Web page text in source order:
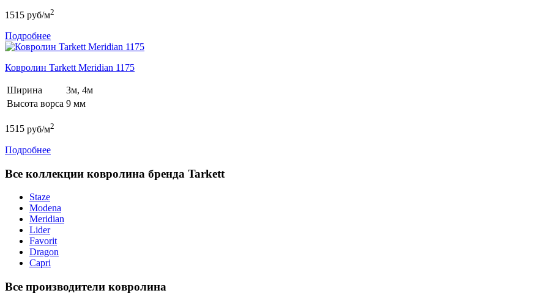
1515 руб/м2
Подробнее
Ковролин Tarkett Meridian 1175
Ширина
3м, 4м
Высота ворса 9 мм
1515 руб/м2
Подробнее
Все коллекции ковролина бренда Tarkett
Staze
Modena
Meridian
Lider
Favorit
Dragon
Capri
Все производители ковролина